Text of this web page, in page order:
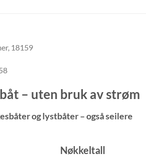
18159
– uten bruk av strøm
og lystbåter – også seilere
Nøkkeltall